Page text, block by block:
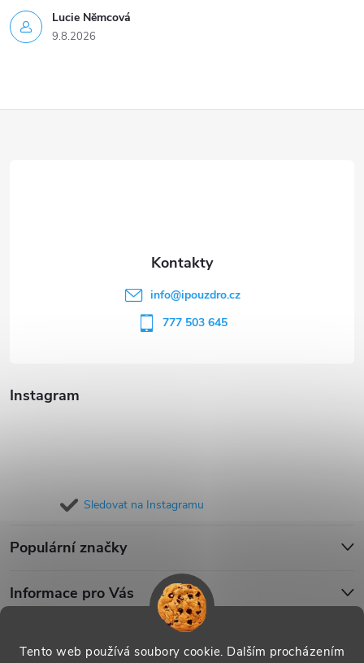
Tento web používá soubory cookie. Dalším procházením
Lucie Nĕmcová
9.8.2026
Instagram
Sledovat na Instagramu
Populární značky
Informace pro Vás
info@ipouzdro.cz
777 503 645